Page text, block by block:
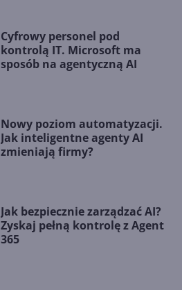
Cyfrowy personel pod
kontrolą IT. Microsoft ma
sposób na agentyczną AI
Nowy poziom automatyzacji.
Jak inteligentne agenty AI
zmieniają firmy?
Jak bezpiecznie zarządzać AI?
Zyskaj pełną kontrolę z Agent
365